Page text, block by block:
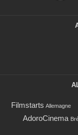
Filmstarts Allemagne
AdoroCinema